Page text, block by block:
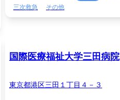
三次救急
その他
国際医療福祉大学三田病院
東京都港区三田１丁目４－３